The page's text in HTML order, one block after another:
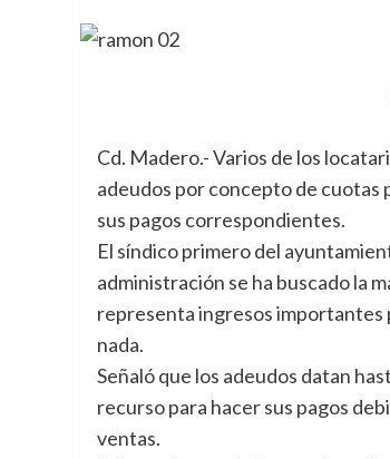
Cd. Madero.- Varios de los
adeudos por concepto de cuotas
sus pagos correspondientes.
El síndico primero del
administración se ha buscado la
representa ingresos importantes
nada.
Señaló que los adeudos datan
recurso para hacer sus pagos
ventas.